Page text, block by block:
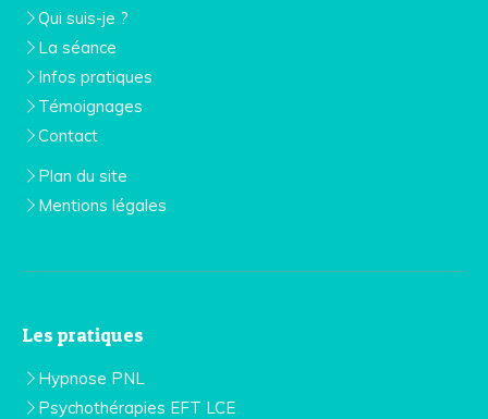
Qui suis-je ?
La séance
Infos pratiques
Témoignages
Contact
Plan du site
Mentions légales
Les pratiques
Hypnose PNL
Psychothérapies EFT LCE